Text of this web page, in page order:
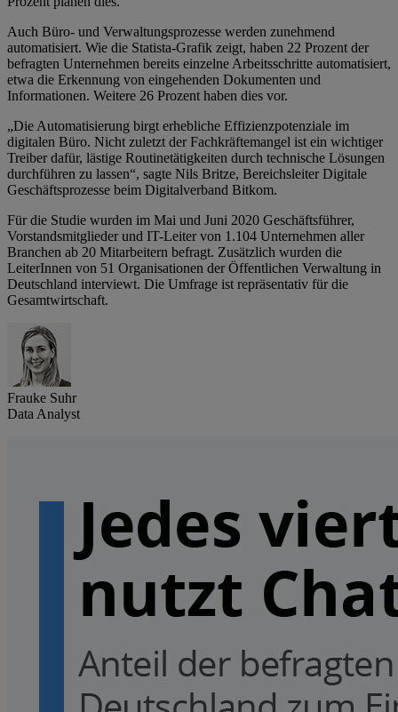
Auch Büro- und Verwaltungsprozesse werden zunehmend
automatisiert. Wie die Statista-Grafik zeigt, haben 22 Prozent der
befragten Unternehmen bereits einzelne Arbeitsschritte automatisiert,
etwa die Erkennung von eingehenden Dokumenten und
Informationen. Weitere 26 Prozent haben dies vor.
„Die Automatisierung birgt erhebliche Effizienzpotenziale im
digitalen Büro. Nicht zuletzt der Fachkräftemangel ist ein wichtiger
Treiber dafür, lästige Routinetätigkeiten durch technische Lösungen
durchführen zu lassen“, sagte Nils Britze, Bereichsleiter Digitale
Geschäftsprozesse beim Digitalverband Bitkom.
Für die Studie wurden im Mai und Juni 2020 Geschäftsführer,
Vorstandsmitglieder und IT-Leiter von 1.104 Unternehmen aller
Branchen ab 20 Mitarbeitern befragt. Zusätzlich wurden die
LeiterInnen von 51 Organisationen der Öffentlichen Verwaltung in
Deutschland interviewt. Die Umfrage ist repräsentativ für die
Gesamtwirtschaft.
Frauke Suhr
Data Analyst